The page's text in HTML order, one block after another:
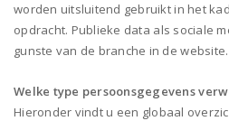
worden uitsluitend gebruikt in het
opdracht. Publieke data als sociale
gunste van de branche in de website.
Welke type persoonsgegevens
Hieronder vindt u een globaal